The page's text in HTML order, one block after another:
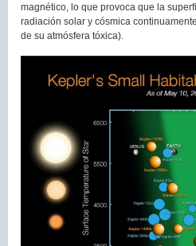
magnético, lo que provoca que la
radiación solar y cósmica
de su atmósfera tóxica).